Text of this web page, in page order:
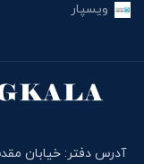
ویسپار